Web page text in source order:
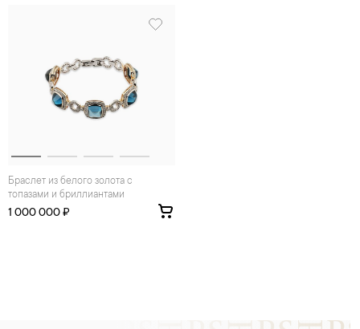
Браслет из белого золота с
топазами и бриллиантами
1 000 000 ₽